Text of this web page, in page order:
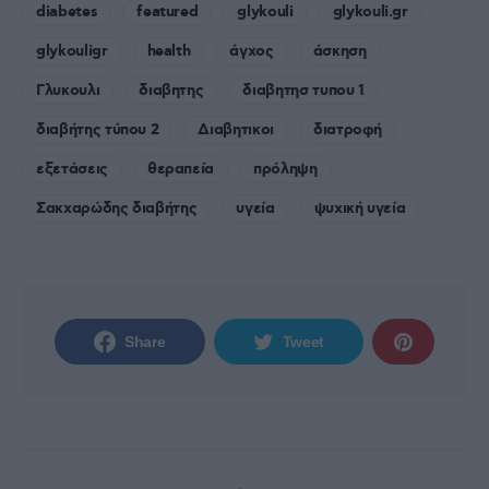
diabetes featured glykouli
glykouli.gr
glykouligr
health άγχος
άσκηση
Γλυκουλι
διαβητης
διαβητησ τυπου 1
διαβήτης τύπου 2
Διαβητικοι
διατροφή
εξετάσεις
θεραπεία
πρόληψη
Σακχαρώδης διαβήτης
υγεία ψυχική υγεία
Share Tweet